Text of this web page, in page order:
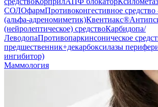
СОЛОфармПротивоконгестивное средство
(альфа-адреномиметик)Квентиакс®
(нейролептическое) средствоКарбидопа/
ЛеводопаПротивопаркинсоническое
предшественник+декарбоксилазы
ингибитор)
Маммология